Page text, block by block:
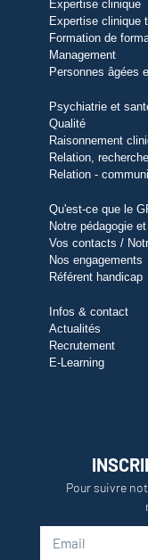
Expertise clinique
Expertise clinique
Formation de
Management
Personnes âgées
Psychiatrie et
Qualité
Raisonnement
Relation,
Relation -
Qu'est-ce que le
Notre pédagogie
Vos contacts /
Nos engagements
Référent handicap
Infos & contact
Actualités
Recrutement
E-Learning
Pour suivre